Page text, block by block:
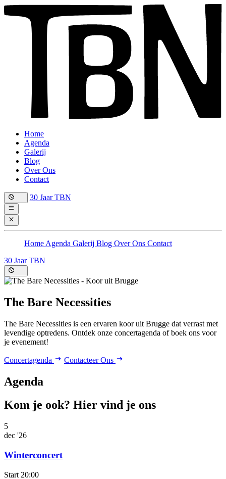
Home
Agenda
Galerij
Blog
Over Ons
Contact
30 Jaar TBN
Home Agenda Galerij Blog Over Ons Contact
30 Jaar TBN
The Bare Necessities
The Bare Necessities is een ervaren koor uit Brugge dat verrast met
levendige optredens. Ontdek onze concertagenda of boek ons voor
je evenement!
Concertagenda Contacteer Ons
Agenda
Kom je ook? Hier vind je ons
5
dec '26
Winterconcert
Start 20:00